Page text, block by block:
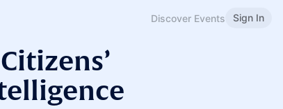
Discover Events Sign In